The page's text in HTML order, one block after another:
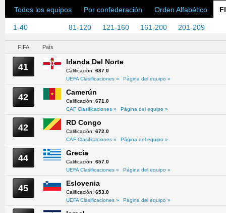
Todos los equipos Por confederación Orden Alfabético
1-40 81-120 121-160 161-200 201-209
FIFA País
41 Irlanda Del Norte
Calificación: 687.0
UEFA Clasificaciones »
Página del equipo »
42 Camerún
Calificación: 671.0
CAF Clasificaciones »
Página del equipo »
42 RD Congo
Calificación: 672.0
CAF Clasificaciones »
Página del equipo »
44 Grecia
Calificación: 657.0
UEFA Clasificaciones »
Página del equipo »
45 Eslovenia
Calificación: 653.0
UEFA Clasificaciones »
Página del equipo »